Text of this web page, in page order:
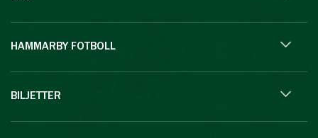
HAMMARBY FOTBOLL
BILJETTER